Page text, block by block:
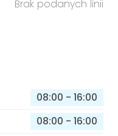
Brak podanych linii
08:00 - 16:00
08:00 - 16:00